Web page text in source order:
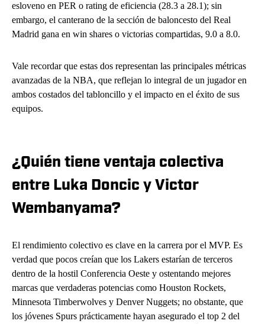
esloveno en PER o rating de eficiencia (28.3 a 28.1); sin
embargo, el canterano de la sección de baloncesto del Real
Madrid gana en win shares o victorias compartidas, 9.0 a 8.0.
Vale recordar que estas dos representan las principales métricas
avanzadas de la NBA, que reflejan lo integral de un jugador en
ambos costados del tabloncillo y el impacto en el éxito de sus
equipos.
¿Quién tiene ventaja colectiva
entre Luka Doncic y Victor
Wembanyama?
El rendimiento colectivo es clave en la carrera por el MVP. Es
verdad que pocos creían que los Lakers estarían de terceros
dentro de la hostil Conferencia Oeste y ostentando mejores
marcas que verdaderas potencias como Houston Rockets,
Minnesota Timberwolves y Denver Nuggets; no obstante, que
los jóvenes Spurs prácticamente hayan asegurado el top 2 del